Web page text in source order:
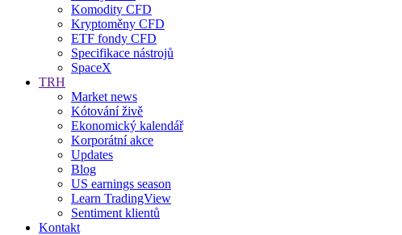
Komodity CFD
Kryptoměny CFD
ETF fondy CFD
Specifikace nástrojů
SpaceX
TRH
Market news
Kótování živě
Ekonomický kalendář
Korporátní akce
Updates
Blog
US earnings season
Learn TradingView
Sentiment klientů
Kontakt